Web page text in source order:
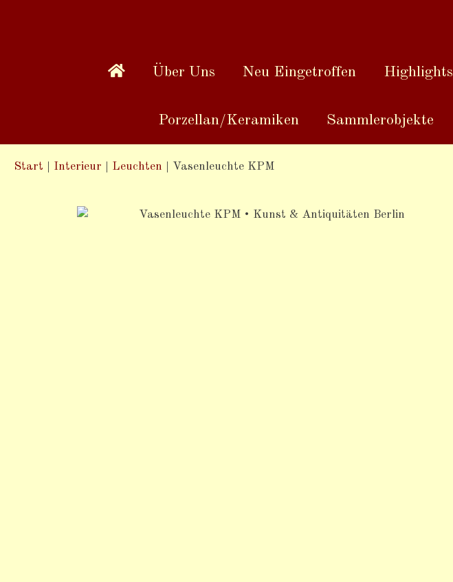
Über Uns Neu Eingetroffen Highlights
Porzellan/Keramiken Sammlerobjekte
Start Interieur Leuchten Vasenleuchte KPM